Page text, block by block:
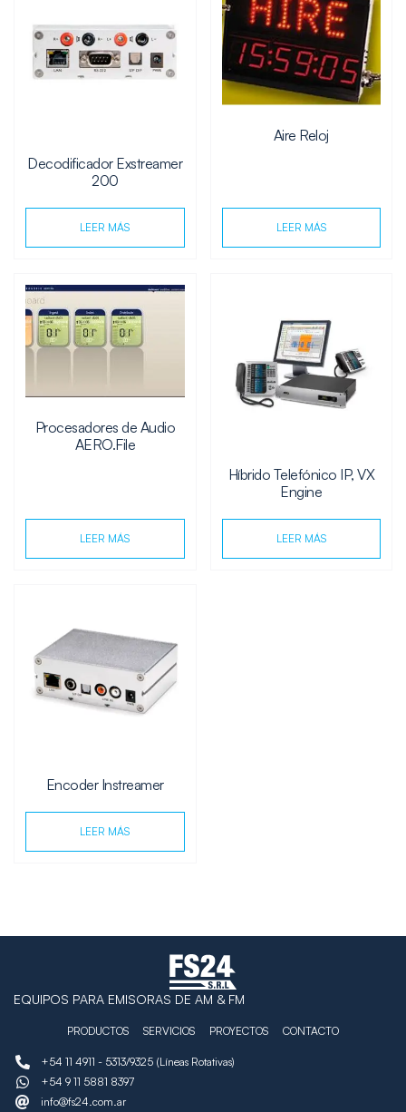
Decodificador Exstreamer
200
LEER MÁS
Aire Reloj
LEER MÁS
Procesadores de Audio
AERO.File
LEER MÁS
Híbrido Telefónico IP, VX
Engine
LEER MÁS
Encoder Instreamer
LEER MÁS
EQUIPOS PARA EMISORAS DE AM & FM
PRODUCTOS SERVICIOS PROYECTOS CONTACTO
+54 11 4911 - 5313/9325 (Líneas Rotativas)
+54 9 11 5881 8397
info@fs24.com.ar